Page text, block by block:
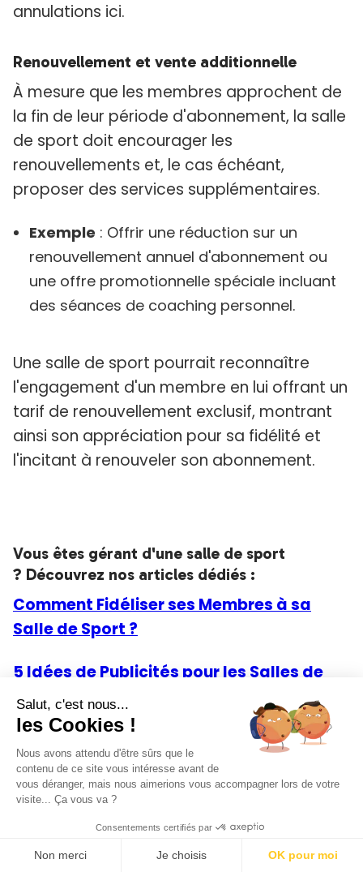
annulations ici.
Renouvellement et vente additionnelle
À mesure que les membres approchent de
la fin de leur période d'abonnement, la salle
de sport doit encourager les
renouvellements et, le cas échéant,
proposer des services supplémentaires.
Exemple : Offrir une réduction sur un
renouvellement annuel d'abonnement ou
une offre promotionnelle spéciale incluant
des séances de coaching personnel.
Une salle de sport pourrait reconnaître
l'engagement d'un membre en lui offrant un
tarif de renouvellement exclusif, montrant
ainsi son appréciation pour sa fidélité et
l'incitant à renouveler son abonnement.
Vous êtes gérant d'une salle de sport
? Découvrez nos articles dédiés :
Comment Fidéliser ses Membres à sa
Salle de Sport ?
5 Idées de Publicités pour les Salles de
Sport
Comment Optimiser la Gestion de sa
Salle de Sport
Conclusion
Salut, c'est nous...
les Cookies !
Nous avons attendu d'être sûrs que le
contenu de ce site vous intéresse avant de
vous déranger, mais nous aimerions vous accompagner lors de votre
visite... Ça vous va ?
Consentements certifiés par
Non merci Je choisis OK pour moi